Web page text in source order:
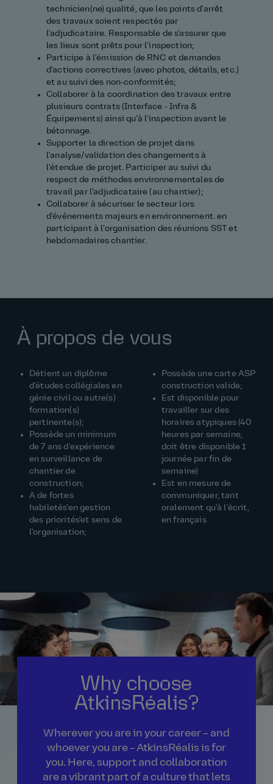
technicien(ne) qualité, que les points d'arrêt
des travaux soient respectés par
l'adjudicataire. Responsable de s'assurer que
les lieux sont prêts pour l'inspection;
Participe à l'émission de RNC et demandes
d'actions correctives (avec photos, détails, etc.)
et au suivi des non‑conformités;
Collaborer à la coordination des travaux entre
plusieurs contrats (Interface - Infra &
Équipements) ainsi qu'à l'inspection avant le
bétonnage.
Supporter la direction de projet dans
l'analyse/validation des changements à
l'étendue de projet. Participer au suivi du
respect de méthodes environnementales de
travail par l'adjudicataire (au chantier);
Collaborer à sécuriser le secteur lors
d'événements majeurs en environnement. en
participant à l'organisation des réunions SST et
hebdomadaires chantier.
À propos de vous
Détient un diplôme
d'études collégiales en
génie civil ou autre(s)
formation(s)
pertinente(s);
Possède un minimum
de 7 ans d'expérience
en surveillance de
chantier de
construction;
A de fortes
habiletés'en gestion
des priorités'et sens de
l'organisation;
Possède une carte ASP
construction valide;
Est disponible pour
travailler sur des
horaires atypiques (40
heures par semaine,
doit être disponible 1
journée par fin de
semaine)
Est en mesure de
communiquer, tant
oralement qu'à l'écrit,
en français
Why choose
AtkinsRéalis?
Wherever you are in your career – and
whoever you are – AtkinsRéalis is for
you. Here, support and collaboration
are a vibrant part of a culture that lets